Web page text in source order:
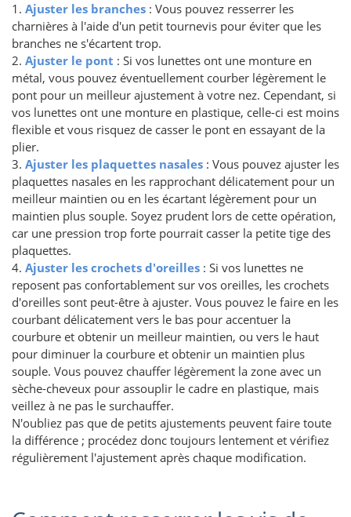
1. Ajuster les branches : Vous pouvez resserrer les
charnières à l'aide d'un petit tournevis pour éviter que les
branches ne s'écartent trop.
2. Ajuster le pont : Si vos lunettes ont une monture en
métal, vous pouvez éventuellement courber légèrement le
pont pour un meilleur ajustement à votre nez. Cependant, si
vos lunettes ont une monture en plastique, celle-ci est moins
flexible et vous risquez de casser le pont en essayant de la
plier.
3. Ajuster les plaquettes nasales : Vous pouvez ajuster les
plaquettes nasales en les rapprochant délicatement pour un
meilleur maintien ou en les écartant légèrement pour un
maintien plus souple. Soyez prudent lors de cette opération,
car une pression trop forte pourrait casser la petite tige des
plaquettes.
4. Ajuster les crochets d'oreilles : Si vos lunettes ne
reposent pas confortablement sur vos oreilles, les crochets
d'oreilles sont peut-être à ajuster. Vous pouvez le faire en les
courbant délicatement vers le bas pour accentuer la
courbure et obtenir un meilleur maintien, ou vers le haut
pour diminuer la courbure et obtenir un maintien plus
souple. Vous pouvez chauffer légèrement la zone avec un
sèche-cheveux pour assouplir le cadre en plastique, mais
veillez à ne pas le surchauffer.
N'oubliez pas que de petits ajustements peuvent faire toute
la différence ; procédez donc toujours lentement et vérifiez
régulièrement l'ajustement après chaque modification.